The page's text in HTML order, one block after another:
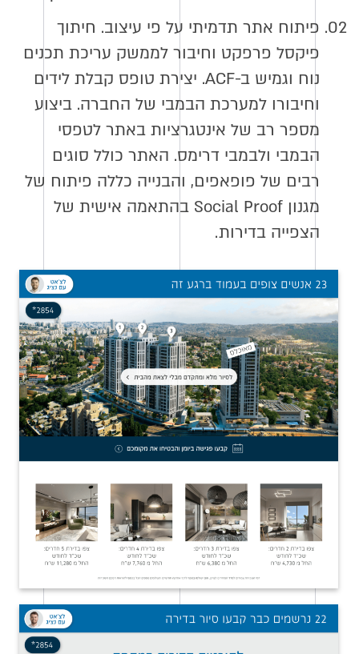
02. פיתוח אתר תדמיתי על פי עיצוב. חיתוך
פיקסל פרפקט וחיבור לממשק עריכת תכנים
נוח וגמיש ב-ACF. יצירת טופס קבלת לידים
וחיבורו למערכת הבמבי של החברה. ביצוע
מספר רב של אינטגרציות באתר לטפסי
הבמבי ולבמבי דרימס. האתר כולל סוגים
רבים של פופאפים, והבנייה כללה פיתוח של
מגנון Social Proof בהתאמה אישית של
הצפייה בדירות.